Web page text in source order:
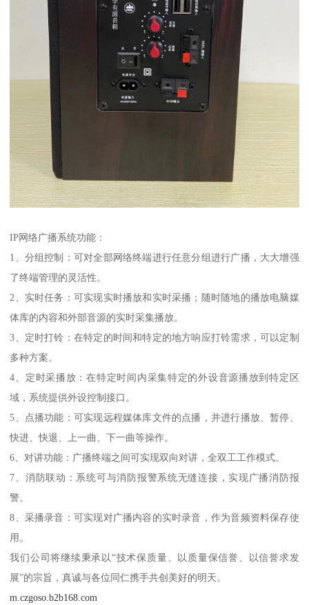
IP网络广播系统功能：
1、分组控制：可对全部网络终端进行任意分组进行广播，大大增强
了终端管理的灵活性。
2、实时任务：可实现实时播放和实时采播；随时随地的播放电脑媒
体库的内容和外部音源的实时采集播放。
3、定时打铃：在特定的时间和特定的地方响应打铃需求，可以定制
多种方案。
4、定时采播放：在特定时间内采集特定的外设音源播放到特定区
域，系统提供外设控制接口。
5、点播功能：可实现远程媒体库文件的点播，并进行播放、暂停、
快进、快退、上一曲、下一曲等操作。
6、对讲功能：广播终端之间可实现双向对讲，全双工工作模式。
7、消防联动：系统可与消防报警系统无缝连接，实现广播消防报
警。
8、采播录音：可实现对广播内容的实时录音，作为音频资料保存使
用。
我们公司将继续秉承以“技术保质量、以质量保信誉、以信誉求发
展”的宗旨，真诚与各位同仁携手共创美好的明天。
m.czgoso.b2b168.com